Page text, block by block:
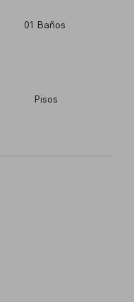
01 Baños
​Pisos